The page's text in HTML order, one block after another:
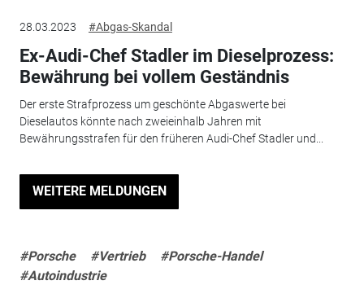
28.03.2023 #Abgas-Skandal
Ex-Audi-Chef Stadler im Dieselprozess:
Bewährung bei vollem Geständnis
Der erste Strafprozess um geschönte Abgaswerte bei
Dieselautos könnte nach zweieinhalb Jahren mit
Bewährungsstrafen für den früheren Audi-Chef Stadler und...
WEITERE MELDUNGEN
#Porsche #Vertrieb
#Porsche-Handel
#Autoindustrie